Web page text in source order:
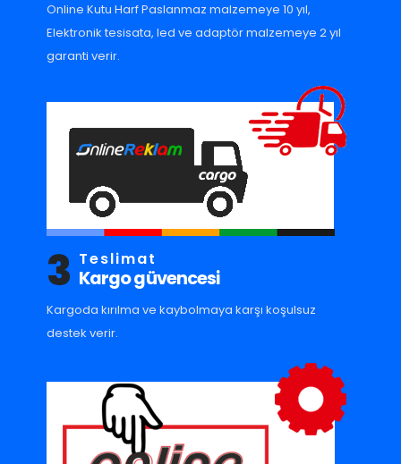
Online Kutu Harf Paslanmaz malzemeye 10 yıl,
Elektronik tesisata, led ve adaptör malzemeye 2 yıl
garanti verir.
3 Teslimat
Kargo güvencesi
Kargoda kırılma ve kaybolmaya karşı koşulsuz
destek verir.